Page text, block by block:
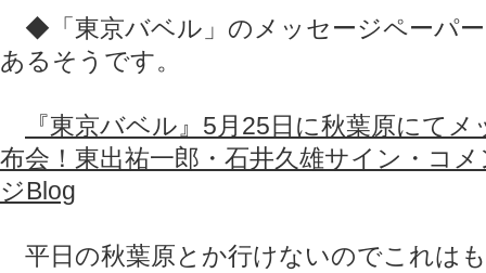
◆「東京バベル」のメッセージペーパ
あるそうです。
『東京バベル』5月25日に秋葉原にて
布会！東出祐一郎・石井久雄サイン・コ
ジBlog
平日の秋葉原とか行けないのでこれは